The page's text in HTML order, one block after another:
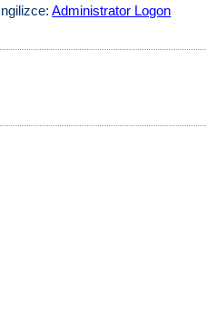
Administrator Logon